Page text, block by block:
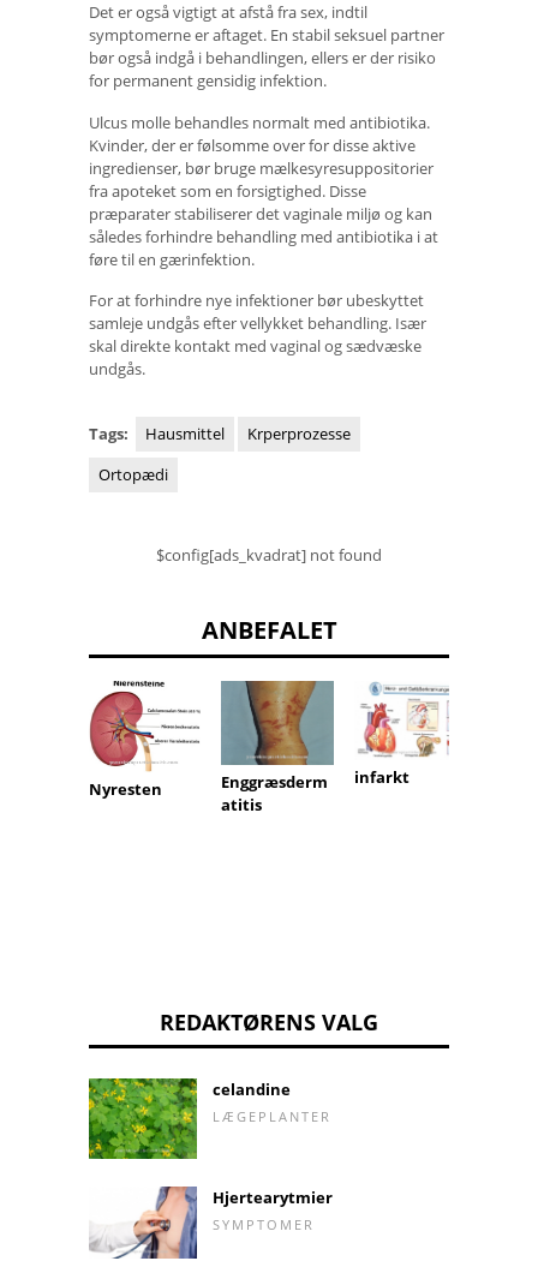
Det er også vigtigt at afstå fra sex, indtil
symptomerne er aftaget. En stabil seksuel partner
bør også indgå i behandlingen, ellers er der risiko
for permanent gensidig infektion.
Ulcus molle behandles normalt med antibiotika.
Kvinder, der er følsomme over for disse aktive
ingredienser, bør bruge mælkesyresuppositorier
fra apoteket som en forsigtighed. Disse
præparater stabiliserer det vaginale miljø og kan
således forhindre behandling med antibiotika i at
føre til en gærinfektion.
For at forhindre nye infektioner bør ubeskyttet
samleje undgås efter vellykket behandling. Især
skal direkte kontakt med vaginal og sædvæske
undgås.
Tags: Hausmittel
Krperprozesse
Ortopædi
$config[ads_kvadrat] not found
ANBEFALET
Nyresten
Enggræsderm
atitis
infarkt
REDAKTØRENS VALG
celandine
LÆGEPLANTER
Hjertearytmier
SYMPTOMER